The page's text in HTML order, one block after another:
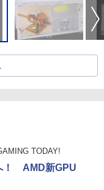
TODAY!
！ AMD新GPU